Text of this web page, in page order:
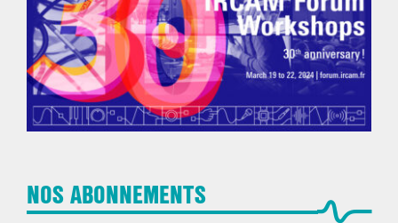
NOS ABONNEMENTS